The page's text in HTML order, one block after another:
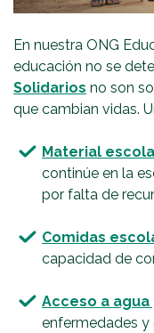
En nuestra ONG
educación no se
Solidarios no son
que cambian vidas.
Material
continúe en la
por falta de
Comidas
capacidad de
Acceso a
enfermedades y